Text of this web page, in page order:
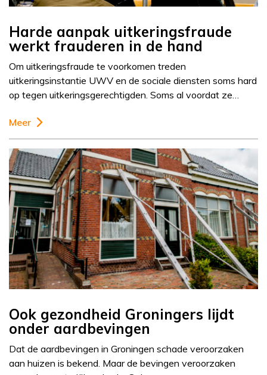
Harde aanpak uitkeringsfraude
werkt frauderen in de hand
Om uitkeringsfraude te voorkomen treden
uitkeringsinstantie UWV en de sociale diensten soms hard
op tegen uitkeringsgerechtigden. Soms al voordat ze…
Meer
Ook gezondheid Groningers lijdt
onder aardbevingen
Dat de aardbevingen in Groningen schade veroorzaken
aan huizen is bekend. Maar de bevingen veroorzaken